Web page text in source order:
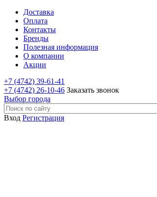
Доставка
Оплата
Контакты
Бренды
Полезная информация
О компании
Акции
+7 (4742) 39-61-41
+7 (4742) 26-10-46 Заказать звонок
Выбор города
Вход Регистрация